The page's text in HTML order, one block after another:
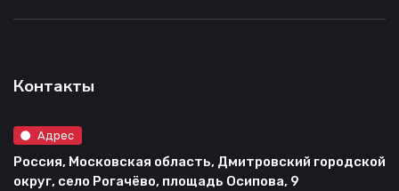
Контакты
Адрес
Россия, Московская область, Дмитровский городской
округ, село Рогачёво, площадь Осипова, 9